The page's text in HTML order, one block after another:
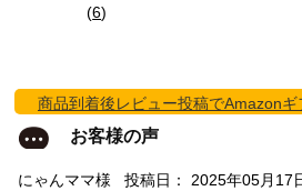
(6)
商品到着後レビュー投稿でAmazon
お客様の声
にゃんママ様
投稿日： 2025年05月17